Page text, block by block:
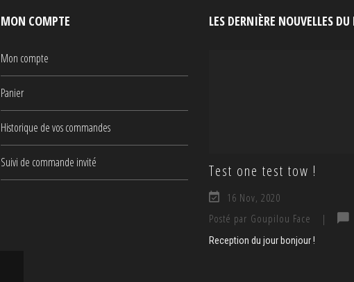
MON COMPTE
Mon compte
Panier
Historique de vos commandes
Suivi de commande invité
LES DERNIÈRE NOUVELLES DU
Test one test tow !
16 Nov, 2020
Posté par Goupilou Face
|
Reception du jour bonjour !